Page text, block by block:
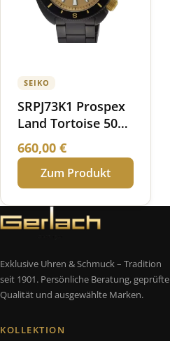
SEIKO
SRPJ73K1 Prospex
Land Tortoise 50
Jahre Seiko
Deutschland
Limited Edition
660,00 €
Zum Produkt
Exklusive Uhren & Schmuck – Tradition
seit 1901. Persönliche Beratung, geprüfte
Qualität und ausgewählte Marken.
KOLLEKTION